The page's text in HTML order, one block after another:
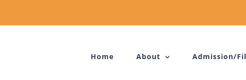
Home About Admission/